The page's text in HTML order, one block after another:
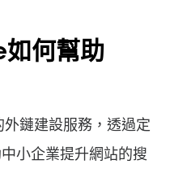
何幫助
鏈建設服務，透過定
小企業提升網站的搜